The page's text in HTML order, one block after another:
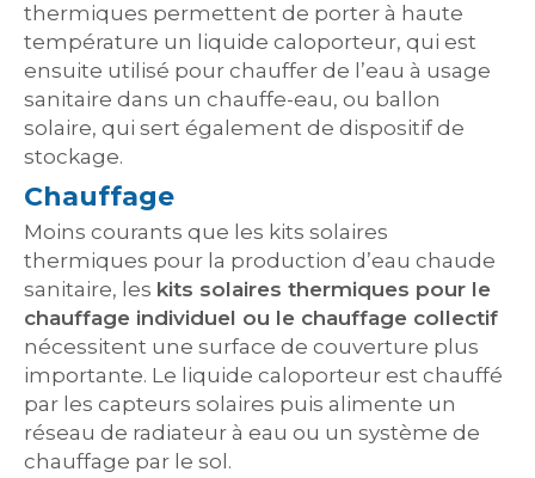
thermiques permettent de porter à haute
température un liquide caloporteur, qui est
ensuite utilisé pour chauffer de l’eau à usage
sanitaire dans un chauffe-eau, ou ballon
solaire, qui sert également de dispositif de
stockage.
Chauffage
Moins courants que les kits solaires
thermiques pour la production d’eau chaude
sanitaire, les kits solaires thermiques pour le
chauffage individuel ou le chauffage collectif
nécessitent une surface de couverture plus
importante. Le liquide caloporteur est chauffé
par les capteurs solaires puis alimente un
réseau de radiateur à eau ou un système de
chauffage par le sol.